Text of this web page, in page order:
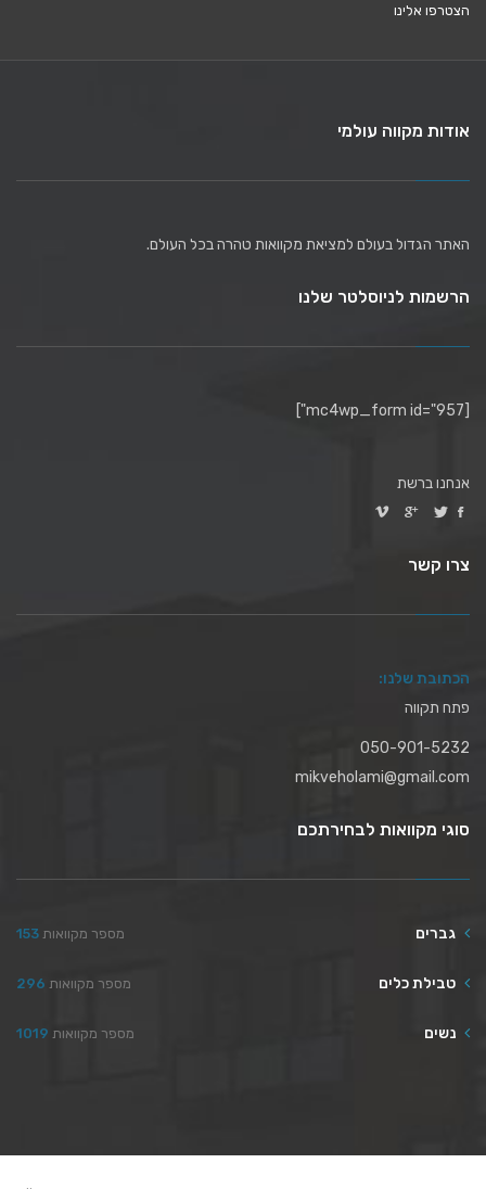
הצטרפו אלינו
אודות מקווה עולמי
האתר הגדול בעולם למציאת מקוואות טהרה בכל העולם.
הרשמות לניוסלטר שלנו
[mc4wp_form id="957"]
אנחנו ברשת
צרו קשר
הכתובת שלנו:
פתח תקווה
050-901-5232
mikveholami@gmail.com
סוגי מקוואות לבחירתכם
גברים 153 מספר מקוואות
טבילת כלים 296 מספר מקוואות
נשים 1019 מספר מקוואות